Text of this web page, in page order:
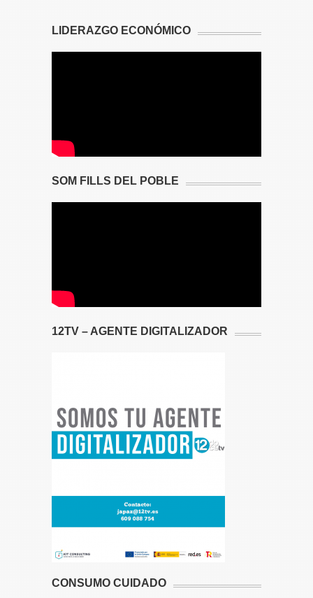
LIDERAZGO ECONÓMICO
SOM FILLS DEL POBLE
12TV – AGENTE DIGITALIZADOR
CONSUMO CUIDADO